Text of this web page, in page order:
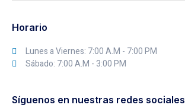
Horario
Lunes a Viernes: 7:00 A.M - 7:00 PM
Sábado: 7:00 A.M - 3:00 PM
Síguenos en nuestras redes sociales